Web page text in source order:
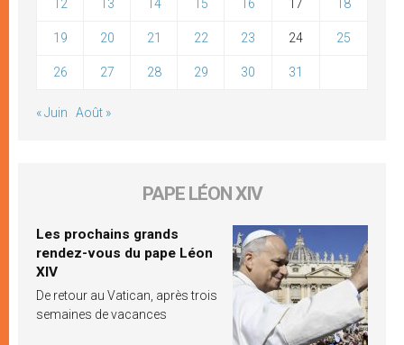
12 13 14 15 16 17 18
19 20 21 22 23 24 25
26 27 28 29 30 31
« Juin Août »
PAPE LÉON XIV
Les prochains grands
rendez-vous du pape Léon
XIV
De retour au Vatican, après trois
semaines de vacances